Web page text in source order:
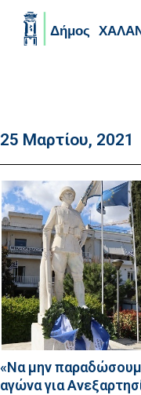
25 Μαρτίου, 2021
«Να μην
αγώνα για